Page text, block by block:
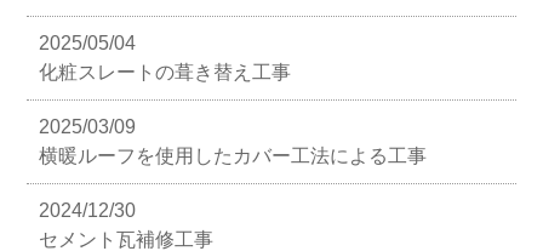
2025/05/04
化粧スレートの葺き替え工事
2025/03/09
横暖ルーフを使用したカバー工法による工事
2024/12/30
セメント瓦補修工事